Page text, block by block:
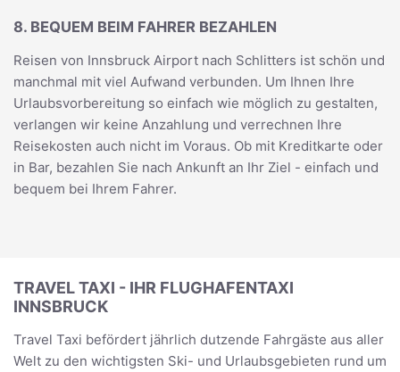
8. BEQUEM BEIM FAHRER BEZAHLEN
Reisen von Innsbruck Airport nach Schlitters ist schön und
manchmal mit viel Aufwand verbunden. Um Ihnen Ihre
Urlaubsvorbereitung so einfach wie möglich zu gestalten,
verlangen wir keine Anzahlung und verrechnen Ihre
Reisekosten auch nicht im Voraus. Ob mit Kreditkarte oder
in Bar, bezahlen Sie nach Ankunft an Ihr Ziel - einfach und
bequem bei Ihrem Fahrer.
TRAVEL TAXI - IHR FLUGHAFENTAXI
INNSBRUCK
Travel Taxi befördert jährlich dutzende Fahrgäste aus aller
Welt zu den wichtigsten Ski- und Urlaubsgebieten rund um